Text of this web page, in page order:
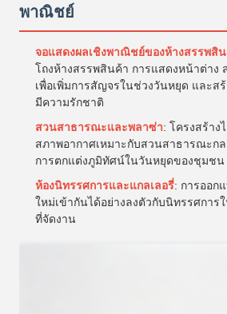
พาณิชย์
จอแสดงผลเชิงพาณิชย์ของห้างสรรพสิ
โถงห้างสรรพสินค้า การแสดงหน้าต่าง
เพื่อเพิ่มการสัญจรในช่วงวันหยุด และส
มีความรักชาติ
สวนสาธารณะและพลาซ่า: โครงสร้าง
สภาพอากาศเหมาะกับสวนสาธารณะก
การตกแต่งภูมิทัศน์ในวันหยุดของชุมชน
ห้องนิทรรศการและแกลเลอรี่: การออก
ใหม่เข้ากันได้อย่างลงตัวกับนิทรรศกา
ที่จัดงาน